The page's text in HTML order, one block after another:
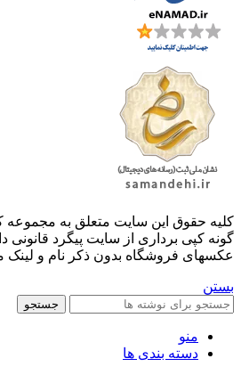
کليه حقوق اين سايت متعلق به مجموعه
گونه کپی برداری از سایت پیگرد قانونی
عکسهای فروشگاه بدون ذکر نام و لینک
بستن
جستجو
منو
دسته بندی ها